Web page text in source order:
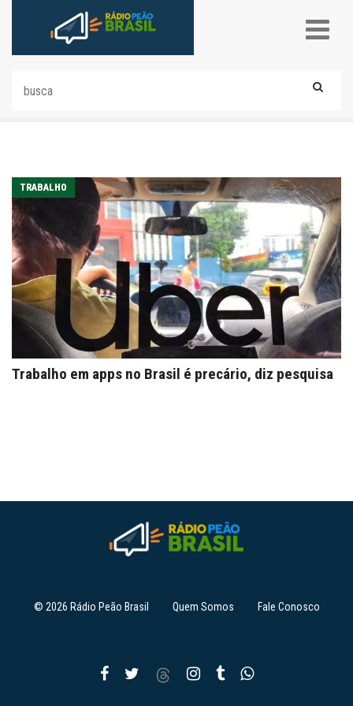
TRABALHO
Trabalho em apps no Brasil é precário, diz pesquisa
© 2026 Rádio Peão Brasil Quem Somos Fale Conosco